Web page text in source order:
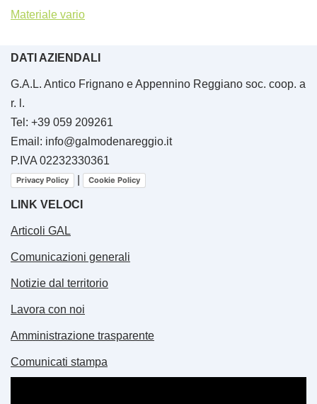
Materiale vario
DATI AZIENDALI
G.A.L. Antico Frignano e Appennino Reggiano soc. coop. a
r. l.
Tel: +39 059 209261
Email: info@galmodenareggio.it
P.IVA 02232330361
Privacy Policy Cookie Policy
LINK VELOCI
Articoli GAL
Comunicazioni generali
Notizie dal territorio
Lavora con noi
Amministrazione trasparente
Comunicati stampa